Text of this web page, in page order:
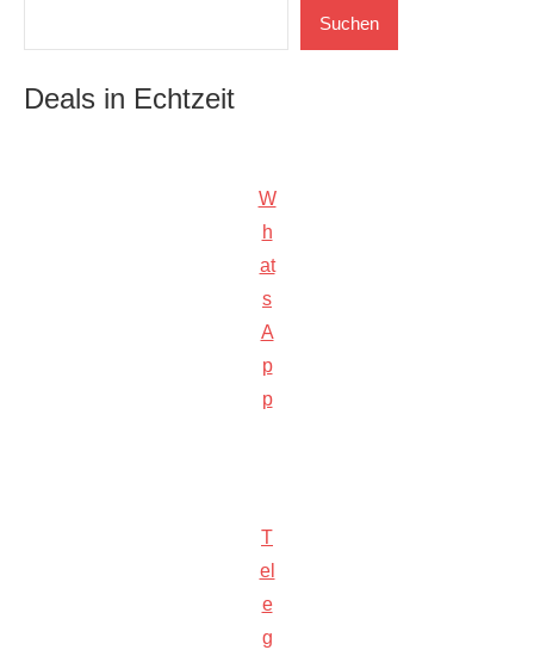
Suchen
Deals in Echtzeit
W
h
at
s
A
p
p
T
el
e
g